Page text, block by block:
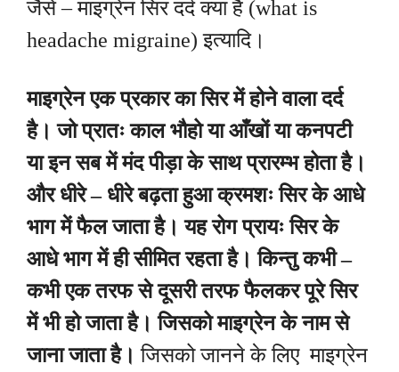
जैसे – माइग्रेन सिर दर्द क्या है (what is
headache migraine) इत्यादि।
माइग्रेन एक प्रकार का सिर में होने वाला दर्द
है। जो प्रातः काल भौहो या आँखों या कनपटी
या इन सब में मंद पीड़ा के साथ प्रारम्भ होता है।
और धीरे – धीरे बढ़ता हुआ क्रमशः सिर के आधे
भाग में फैल जाता है। यह रोग प्रायः सिर के
आधे भाग में ही सीमित रहता है। किन्तु कभी –
कभी एक तरफ से दूसरी तरफ फैलकर पूरे सिर
में भी हो जाता है। जिसको माइग्रेन के नाम से
जाना जाता है। जिसको जानने के लिए माइग्रेन